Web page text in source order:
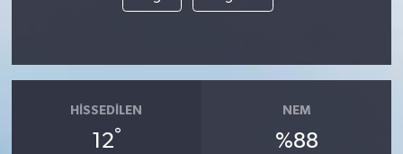
HISSEDILEN
12°
NEM
%88